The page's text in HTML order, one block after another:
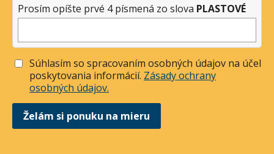
Prosím opíšte prvé 4 písmená zo slova PLASTOVÉ
Súhlasím so spracovaním osobných údajov na účel
poskytovania informácií. Zásady ochrany
osobných údajov.
Želám si ponuku na mieru